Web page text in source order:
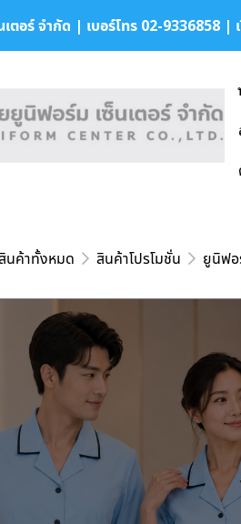
ตอร์ จำกัด | เบอร์โทร 02-9336858 |
นค้าทั้งหมด สินค้าโปรโมชั่น ยูนิฟ